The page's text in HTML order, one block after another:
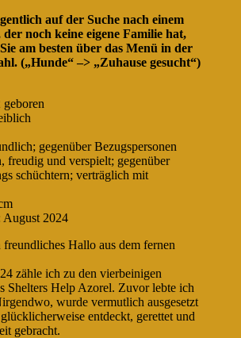
auf der Suche nach einem
noch keine eigene Familie hat,
am besten über das Menü in der
(„Hunde“ –> „Zuhause gesucht“)
gegenüber Bezugspersonen
freudig und verspielt; gegenüber
schüchtern; verträglich mit
August 2024
Hallo aus dem fernen
zähle ich zu den vierbeinigen
Shelters Help Azorel. Zuvor lebte ich
wurde vermutlich ausgesetzt
entdeckt, gerettet und
gebracht.